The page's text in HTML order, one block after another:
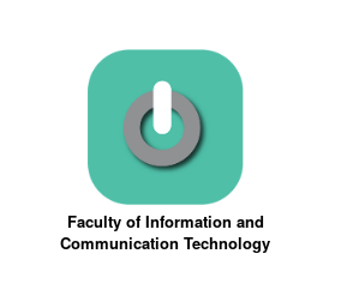
Faculty of Information and
Communication Technology